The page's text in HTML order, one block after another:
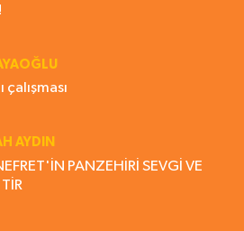
çalışması
AYDIN
PANZEHİRİ SEVGİ VE